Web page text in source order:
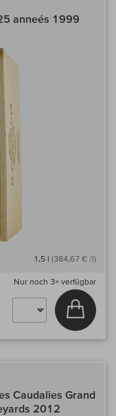
anneés 1999
1,5 l (384,67 € /l)
Nur noch 3× verfügbar
In
Caudalies Grand
2012